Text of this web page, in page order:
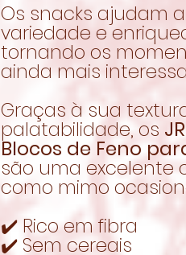
Os snacks ajudam
variedade e
tornando os
ainda mais
Graças à sua
palatabilidade, os
Blocos de Feno
são uma excelente
como mimo
✔️ Rico em fibra
✔️ Sem cereais